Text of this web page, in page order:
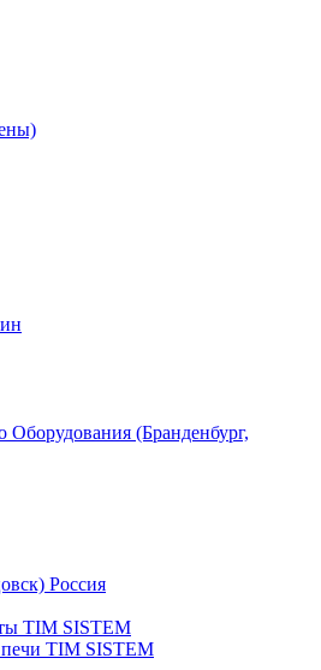
Оборудования (Бранденбург,
Россия
TIM SISTEM
TIM SISTEM